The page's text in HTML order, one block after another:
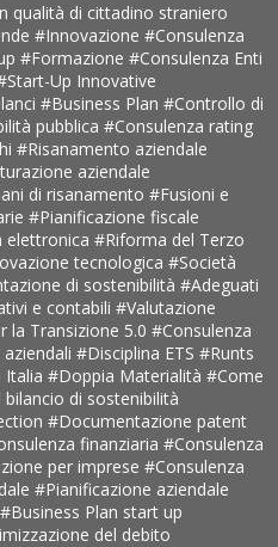
qualità di cittadino straniero
#Innovazione#Consulenza
#Formazione#Consulenza Enti
Up Innovative
#Business Plan#Controllo di
pubblica#Consulenza rating
#Risanamento aziendale
aziendale
di risanamento#Fusioni e
#Pianificazione fiscale
elettronica#Riforma del Terzo
tecnologica#Società
di sostenibilità#Adeguati
e contabili#Valutazione
la Transizione 5.0#Consulenza
aziendali#Disciplina ETS#Runts
Italia#Doppia Materialità#Come
di sostenibilità
#Documentazione patent
finanziaria#Consulenza
per imprese#Consulenza
#Pianificazione aziendale
#Business Plan start up
del debito